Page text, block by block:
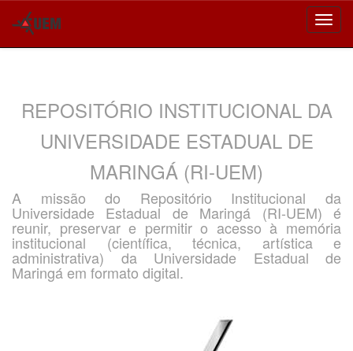
REPOSITÓRIO INSTITUCIONAL DA
UNIVERSIDADE ESTADUAL DE
MARINGÁ (RI-UEM)
A missão do Repositório Institucional da
Universidade Estadual de Maringá (RI-UEM) é
reunir, preservar e permitir o acesso à memória
institucional (científica, técnica, artística e
administrativa) da Universidade Estadual de
Maringá em formato digital.